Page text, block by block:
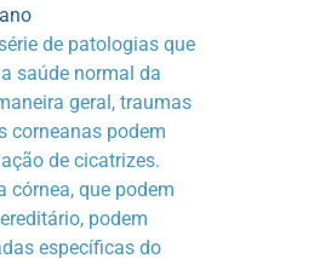
de patologias que
saúde normal da
geral, traumas
corneanas podem
de cicatrizes.
córnea, que podem
podem
específicas do